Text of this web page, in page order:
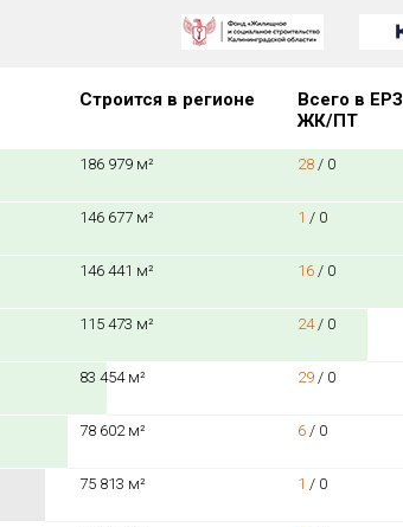
Строится в регионе
Всего в ЕРЗ
ЖК/ПТ
186 979 м² 28/ 0
146 677 м² 1/ 0
146 441 м² 16/ 0
115 473 м² 24/ 0
83 454 м² 29/ 0
78 602 м² 6/ 0
75 813 м² 1/ 0